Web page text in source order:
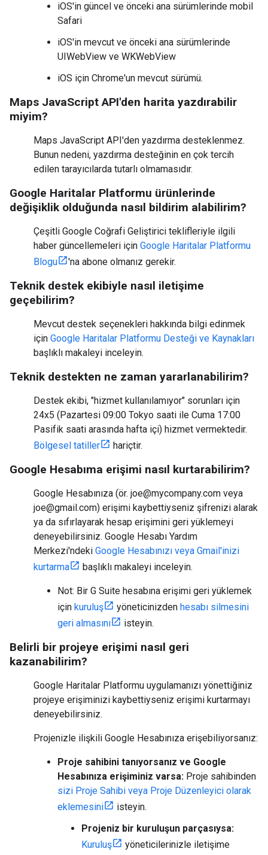
iOS'in güncel ve önceki ana sürümlerinde mobil
Safari
iOS'in mevcut ve önceki ana sürümlerinde
UIWebView ve WKWebView
iOS için Chrome'un mevcut sürümü.
Maps JavaScript API'den harita yazdırabilir
miyim?
Maps JavaScript API'den yazdırma desteklenmez.
Bunun nedeni, yazdırma desteğinin en çok tercih
edilen tarayıcılarda tutarlı olmamasıdır.
Google Haritalar Platformu ürünlerinde
değişiklik olduğunda nasıl bildirim alabilirim?
Çeşitli Google Coğrafi Geliştirici teklifleriyle ilgili
haber güncellemeleri için Google Haritalar Platformu
Blogu
'na abone olmanız gerekir.
Teknik destek ekibiyle nasıl iletişime
geçebilirim?
Mevcut destek seçenekleri hakkında bilgi edinmek
için Google Haritalar Platformu Desteği ve Kaynakları
başlıklı makaleyi inceleyin.
Teknik destekten ne zaman yararlanabilirim?
Destek ekibi, "hizmet kullanılamıyor" sorunları için
24x5 (Pazartesi 09:00 Tokyo saati ile Cuma 17:00
Pasifik saati arasında hafta içi) hizmet vermektedir.
Bölgesel tatiller
hariçtir.
Google Hesabıma erişimi nasıl kurtarabilirim?
Google Hesabınıza (ör. joe@mycompany.com veya
joe@gmail.com) erişimi kaybettiyseniz şifrenizi alarak
ya da sıfırlayarak hesap erişimini geri yüklemeyi
deneyebilirsiniz. Google Hesabı Yardım
Merkezi'ndeki Google Hesabınızı veya Gmail'inizi
kurtarma
başlıklı makaleyi inceleyin.
Not: Bir G Suite hesabına erişimi geri yüklemek
için kuruluş yöneticinizden hesabı silmesini
geri almasını
isteyin.
Belirli bir projeye erişimi nasıl geri
kazanabilirim?
Google Haritalar Platformu uygulamanızı yönettiğiniz
projeye erişiminizi kaybettiyseniz erişimi kurtarmayı
deneyebilirsiniz.
Projenizle ilişkili Google Hesabınıza erişebiliyorsanız:
Proje sahibini tanıyorsanız ve Google
Hesabınıza erişiminiz varsa: Proje sahibinden
sizi Proje Sahibi veya Proje Düzenleyici olarak
eklemesini
isteyin.
Projeniz bir kuruluşun parçasıysa:
Kuruluş
yöneticilerinizle iletişime